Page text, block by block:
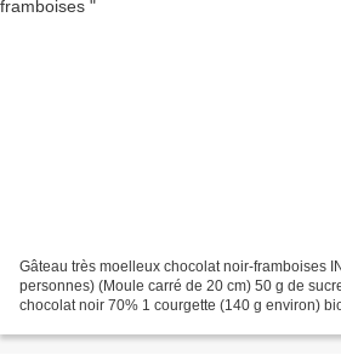
Gâteau très moelleux chocolat noir-framboises
personnes) (Moule carré de 20 cm) 50 g de
chocolat noir 70% 1 courgette (140 g environ)